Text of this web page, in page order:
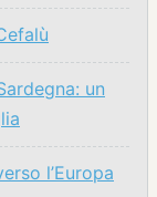
un
l’Europa